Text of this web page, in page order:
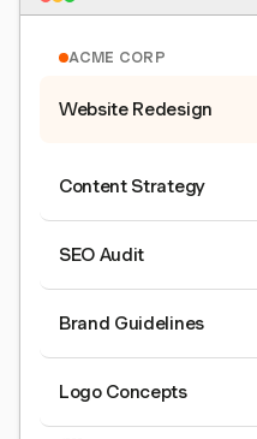
ACME CORP
Website Redesign
Content Strategy
SEO Audit
Brand Guidelines
Logo Concepts